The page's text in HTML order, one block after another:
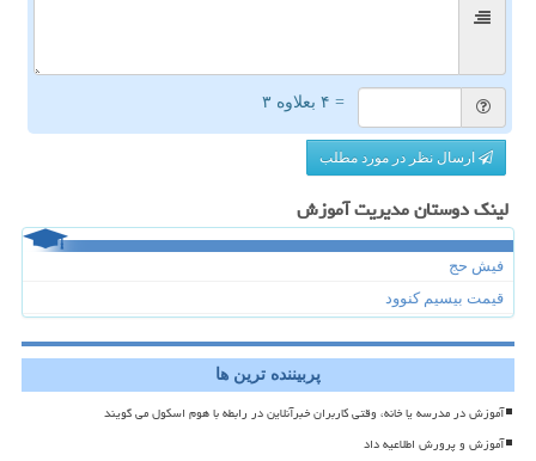
= ۴ بعلاوه ۳
ارسال نظر در مورد مطلب
لینک دوستان مدیریت آموزش
فیش حج
قیمت بیسیم کنوود
پربیننده ترین ها
آموزش در مدرسه یا خانه، وقتی کاربران خبرآنلاین در رابطه با هوم اسکول می گویند
آموزش و پرورش اطلاعیه داد